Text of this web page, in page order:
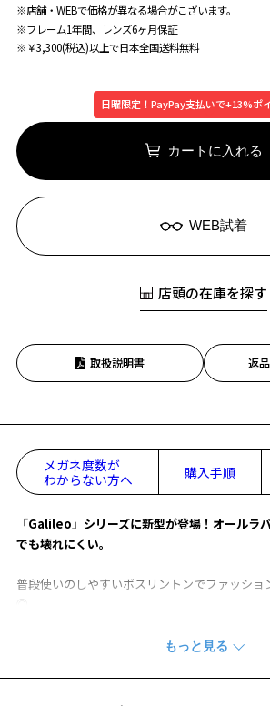
※店舗・WEBで価格が異なる場合がこざいます。
※フレーム1年間、レンズ6ヶ月保証
※￥3,300(税込)以上で日本全国送料無料
日曜限定！PayPay支払いで+13%ポ
カートに入れる
WEB試着
店頭の在庫を探す
取扱説明書 返
メガネ度数が
わからない方へ
購入手順
「Galileo」シリーズに新型が登場！オールラ
でも壊れにくい。
普段使いのしやすいボスリントンでファッショ
そのアイウェアは、強く、美しく、どこまでも